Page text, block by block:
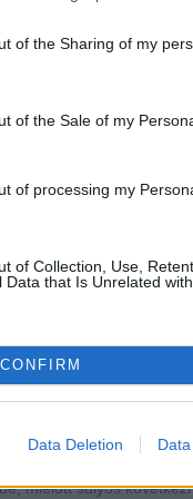
of the Sharing of my
of the Sale of my
of processing my
of Collection, Use,
Data that Is Unrelated
CONFIRM
Data Deletion
figyelmet szentelni.
kemény műanyagból
A plakkokat fellazítja a
falatok
a fogkőképződést és a
készült préselt
nehogy lenyelje és
korlátozása
tartalmaz a kutya
büdös szájszagot.
a lehelet.
szabályozása
levő baktériumok
vagy lepottyan neki egy-
mielőtt súlyos